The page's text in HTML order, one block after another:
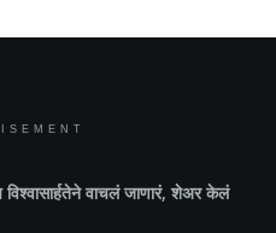
वाचलं जाणारं, शेअर केलं